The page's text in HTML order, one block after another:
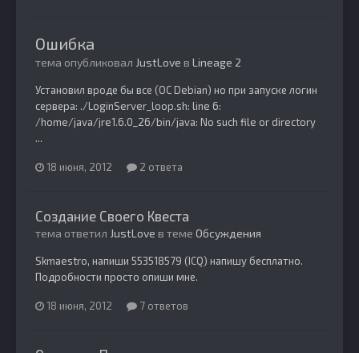
Ошибка
тема опубликовал JustLove в Lineage 2
Установил вроде бы все (OC Debian) но при запуске логин
сервера: ./LoginServer_loop.sh: line 6:
/home/java/jre1.6.0_26/bin/java: No such file or directory
...
18 июня, 2012 2 ответа
Создание Своего Квеста
тема ответил JustLove в теме Обсуждения
Skmaestro, напиши 553518579 (ICQ) напишу бесплатно.
Подробности просто опиши мне.
18 июня, 2012 7 ответов